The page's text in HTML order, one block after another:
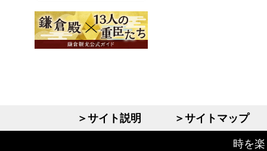
＞サイト説明 ＞サイトマップ
時を